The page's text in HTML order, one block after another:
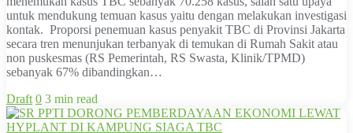
untuk mendukung temuan kasus yaitu dengan melakukan investigasi
kontak. Proporsi penemuan kasus penyakit TBC di Provinsi Jakarta
secara tren menunjukan terbanyak di temukan di Rumah Sakit atau
non puskesmas (RS Pemerintah, RS Swasta, Klinik/TPMD)
sebanyak 67% dibandingkan…
Draft 0 3 min read